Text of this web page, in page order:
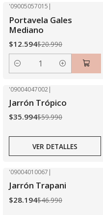
'09005057015 |
Portavela Gales
Mediano
$12.594$20.990
Cantidad
'09004047002|
Jarrón Trópico
$35.994$59.990
VER DETALLES
'09004010067 |
Jarrón Trapani
$28.194$46.990